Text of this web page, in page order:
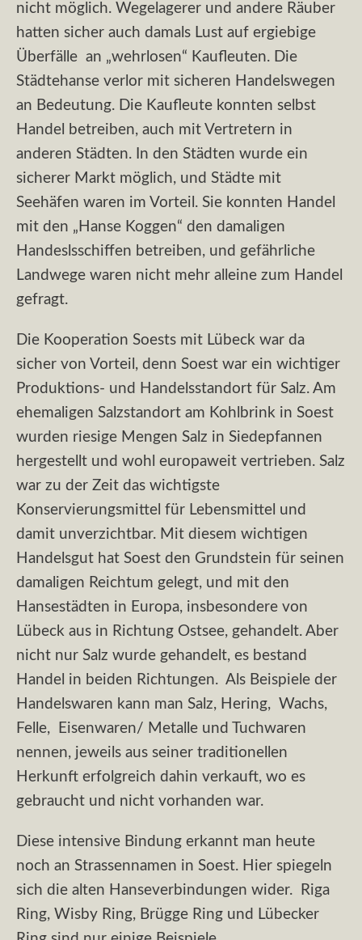
nicht möglich. Wegelagerer und andere Räuber
hatten sicher auch damals Lust auf ergiebige
Überfälle an „wehrlosen“ Kaufleuten. Die
Städtehanse verlor mit sicheren Handelswegen
an Bedeutung. Die Kaufleute konnten selbst
Handel betreiben, auch mit Vertretern in
anderen Städten. In den Städten wurde ein
sicherer Markt möglich, und Städte mit
Seehäfen waren im Vorteil. Sie konnten Handel
mit den „Hanse Koggen“ den damaligen
Handeslsschiffen betreiben, und gefährliche
Landwege waren nicht mehr alleine zum Handel
gefragt.
Die Kooperation Soests mit Lübeck war da
sicher von Vorteil, denn Soest war ein wichtiger
Produktions- und Handelsstandort für Salz. Am
ehemaligen Salzstandort am Kohlbrink in Soest
wurden riesige Mengen Salz in Siedepfannen
hergestellt und wohl europaweit vertrieben. Salz
war zu der Zeit das wichtigste
Konservierungsmittel für Lebensmittel und
damit unverzichtbar. Mit diesem wichtigen
Handelsgut hat Soest den Grundstein für seinen
damaligen Reichtum gelegt, und mit den
Hansestädten in Europa, insbesondere von
Lübeck aus in Richtung Ostsee, gehandelt. Aber
nicht nur Salz wurde gehandelt, es bestand
Handel in beiden Richtungen. Als Beispiele der
Handelswaren kann man Salz, Hering, Wachs,
Felle, Eisenwaren/ Metalle und Tuchwaren
nennen, jeweils aus seiner traditionellen
Herkunft erfolgreich dahin verkauft, wo es
gebraucht und nicht vorhanden war.
Diese intensive Bindung erkannt man heute
noch an Strassennamen in Soest. Hier spiegeln
sich die alten Hanseverbindungen wider. Riga
Ring, Wisby Ring, Brügge Ring und Lübecker